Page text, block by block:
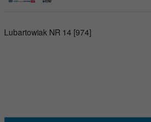
Lubartowiak NR 14 [974]